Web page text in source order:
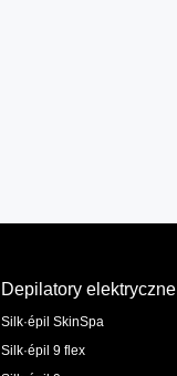
Depilatory elektryczne
Silk·épil SkinSpa
Silk·épil 9 flex